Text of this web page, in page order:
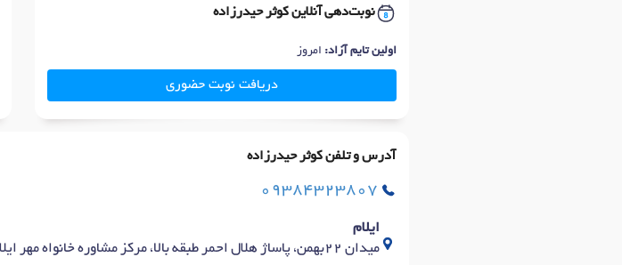
نوبت‌دهی آنلاین کوثر حیدرزاده
اولین تایم آزاد: امروز
دریافت نوبت حضوری
آدرس و تلفن کوثر حیدرزاده
09384323807
ایلام
میدان ۲۲بهمن، پاساژ هلال احمر طبقه بالا، مرکز مشاوره خانواه مهر ایلام